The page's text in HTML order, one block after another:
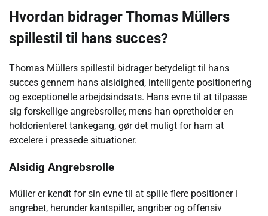
Hvordan bidrager Thomas Müllers
spillestil til hans succes?
Thomas Müllers spillestil bidrager betydeligt til hans
succes gennem hans alsidighed, intelligente positionering
og exceptionelle arbejdsindsats. Hans evne til at tilpasse
sig forskellige angrebsroller, mens han opretholder en
holdorienteret tankegang, gør det muligt for ham at
excelere i pressede situationer.
Alsidig Angrebsrolle
Müller er kendt for sin evne til at spille flere positioner i
angrebet, herunder kantspiller, angriber og offensiv